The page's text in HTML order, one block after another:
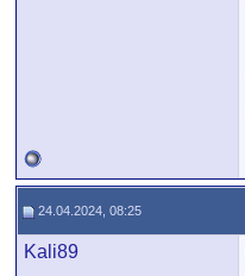
24.04.2024, 08:25
Kali89